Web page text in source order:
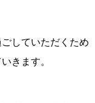
していただくため
きます。